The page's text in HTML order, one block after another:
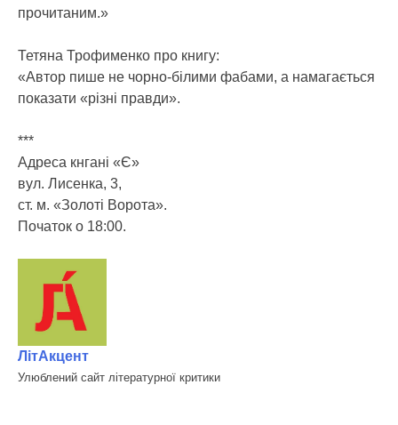
прочитаним.»
Тетяна Трофименко про книгу:
«Автор пише не чорно-білими фабами, а намагається
показати «різні правди».
***
Адреса кнгані «Є»
вул. Лисенка, 3,
ст. м. «Золоті Ворота».
Початок о 18:00.
ЛітАкцент
Улюблений сайт літературної критики